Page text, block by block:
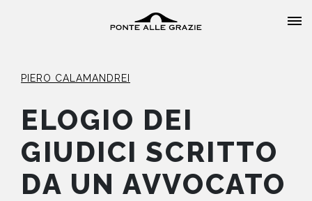
HOME
CHI SIAMO
PIERO CALAMANDREI
ELOGIO DEI
GIUDICI SCRITTO
DA UN AVVOCATO